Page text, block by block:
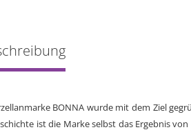
BONNA wurde mit dem Ziel
ist die Marke selbst das Ergebnis